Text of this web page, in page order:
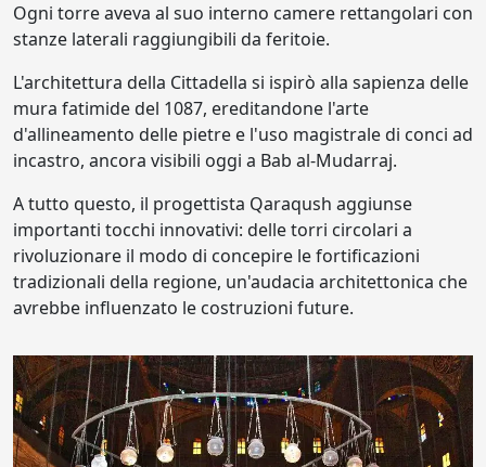
Ogni torre aveva al suo interno camere rettangolari con
stanze laterali raggiungibili da feritoie.
L'architettura della Cittadella si ispirò alla sapienza delle
mura fatimide del 1087, ereditandone l'arte
d'allineamento delle pietre e l'uso magistrale di conci ad
incastro, ancora visibili oggi a Bab al-Mudarraj.
A tutto questo, il progettista Qaraqush aggiunse
importanti tocchi innovativi: delle torri circolari a
rivoluzionare il modo di concepire le fortificazioni
tradizionali della regione, un'audacia architettonica che
avrebbe influenzato le costruzioni future.